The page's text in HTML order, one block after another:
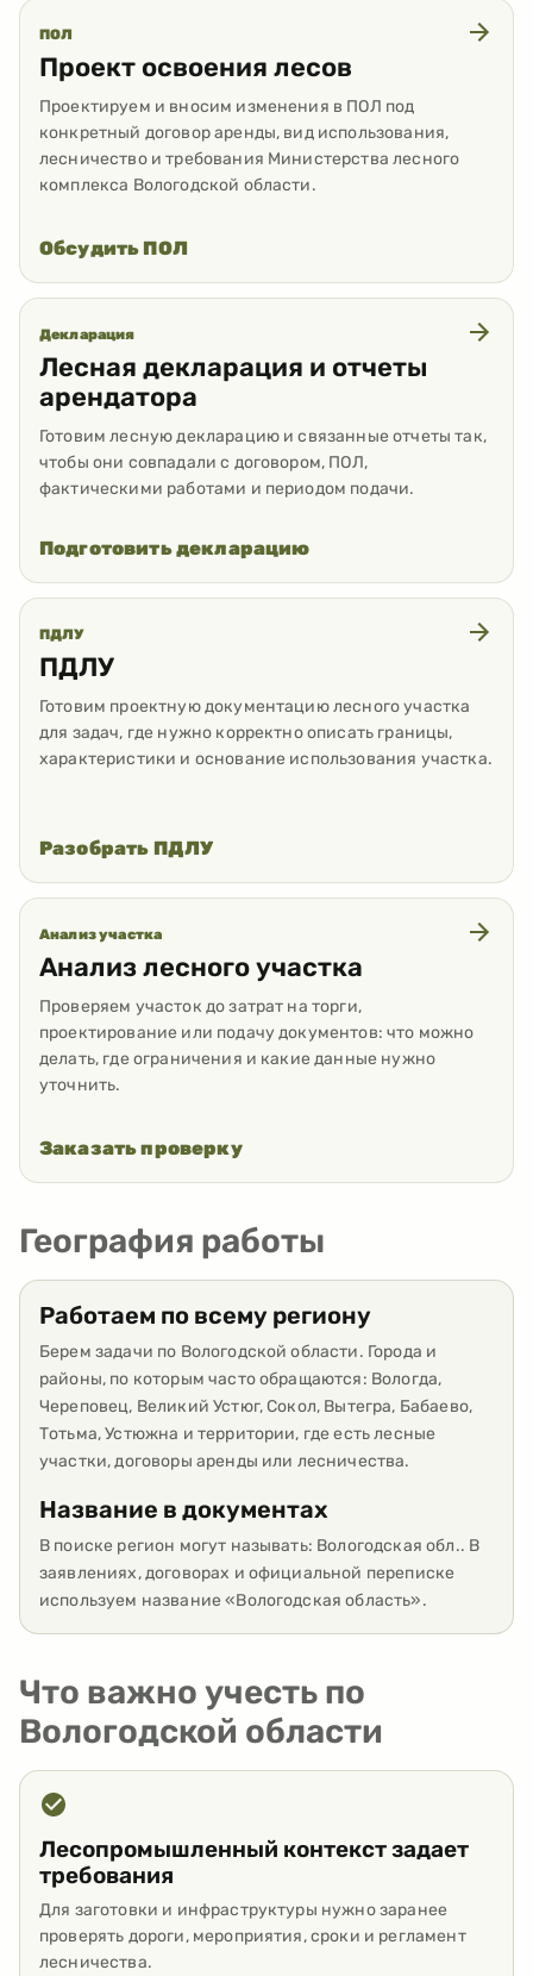
ПОЛ
Проект освоения лесов
Проектируем и вносим изменения в ПОЛ под
конкретный договор аренды, вид использования,
лесничество и требования Министерства лесного
комплекса Вологодской области.
Обсудить ПОЛ
Декларация
Лесная декларация и отчеты
арендатора
Готовим лесную декларацию и связанные отчеты так,
чтобы они совпадали с договором, ПОЛ,
фактическими работами и периодом подачи.
Подготовить декларацию
ПДЛУ
ПДЛУ
Готовим проектную документацию лесного участка
для задач, где нужно корректно описать границы,
характеристики и основание использования участка.
Разобрать ПДЛУ
Анализ участка
Анализ лесного участка
Проверяем участок до затрат на торги,
проектирование или подачу документов: что можно
делать, где ограничения и какие данные нужно
уточнить.
Заказать проверку
География работы
Работаем по всему региону
Берем задачи по Вологодской области. Города и
районы, по которым часто обращаются: Вологда,
Череповец, Великий Устюг, Сокол, Вытегра, Бабаево,
Тотьма, Устюжна и территории, где есть лесные
участки, договоры аренды или лесничества.
Название в документах
В поиске регион могут называть: Вологодская обл.. В
заявлениях, договорах и официальной переписке
используем название «Вологодская область».
Что важно учесть по
Вологодской области
Лесопромышленный контекст задает
требования
Для заготовки и инфраструктуры нужно заранее
проверять дороги, мероприятия, сроки и регламент
лесничества.